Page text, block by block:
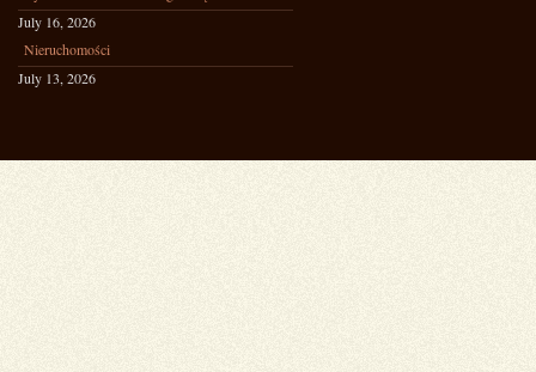
July 16, 2026
Nieruchomości
July 13, 2026